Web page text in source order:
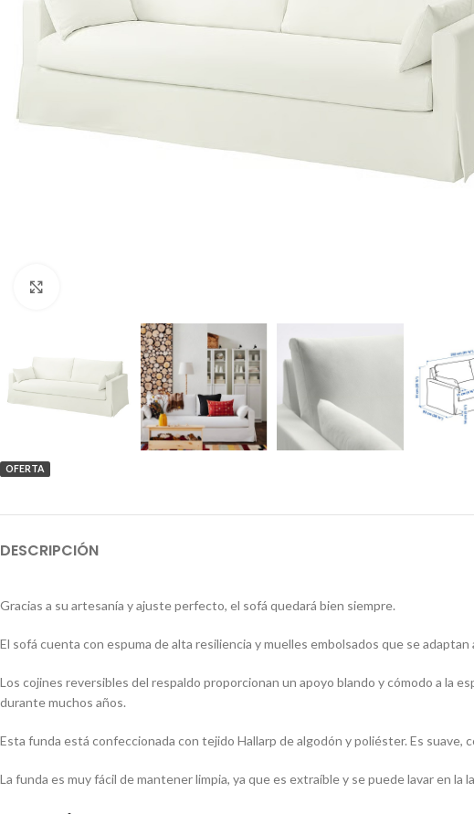
OFERTA
DESCRIPCIÓN
Gracias a su artesanía y ajuste perfecto, el sofá quedará bien siempre.
El sofá cuenta con espuma de alta resiliencia y muelles embolsados que se
Los cojines reversibles del respaldo proporcionan un apoyo blando y cómodo a la
durante muchos años.
Esta funda está confeccionada con tejido Hallarp de algodón y poliéster. Es
La funda es muy fácil de mantener limpia, ya que es extraíble y se puede lavar en la